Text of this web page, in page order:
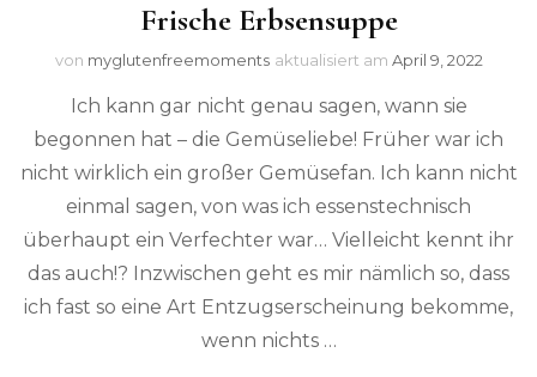
Frische Erbsensuppe
von myglutenfreemoments aktualisiert am April 9, 2022
Ich kann gar nicht genau sagen, wann sie
begonnen hat – die Gemüseliebe! Früher war ich
nicht wirklich ein großer Gemüsefan. Ich kann nicht
einmal sagen, von was ich essenstechnisch
überhaupt ein Verfechter war… Vielleicht kennt ihr
das auch!? Inzwischen geht es mir nämlich so, dass
ich fast so eine Art Entzugserscheinung bekomme,
wenn nichts …